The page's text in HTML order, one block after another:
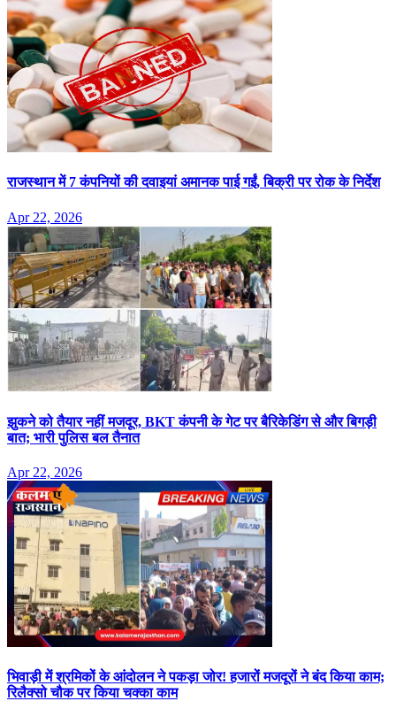
राजस्थान में 7 कंपनियों की दवाइयां अमानक पाई गईं, बिक्री पर रोक के निर्देश
Apr 22, 2026
झुकने को तैयार नहीं मजदूर, BKT कंपनी के गेट पर बैरिकेडिंग से और बिगड़ी
बात; भारी पुलिस बल तैनात
Apr 22, 2026
भिवाड़ी में श्रमिकों के आंदोलन ने पकड़ा जोर! हजारों मजदूरों ने बंद किया काम;
रिलैक्सो चौक पर किया चक्का काम